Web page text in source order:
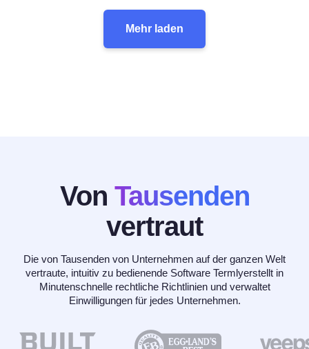
Mehr laden
Von Tausenden
vertraut
Die von Tausenden von Unternehmen auf der ganzen Welt
vertraute, intuitiv zu bedienende Software Termlyerstellt in
Minutenschnelle rechtliche Richtlinien und verwaltet
Einwilligungen für jedes Unternehmen.